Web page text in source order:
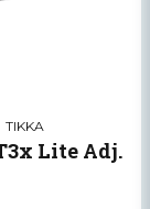
TIKKA
Lite Adj.